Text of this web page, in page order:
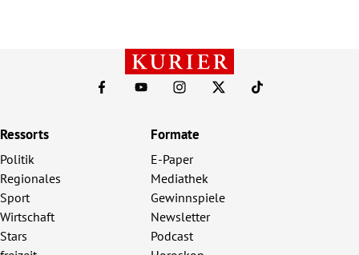
Ressorts
Politik
Regionales
Sport
Wirtschaft
Stars
Formate
E-Paper
Mediathek
Gewinnspiele
Newsletter
Podcast